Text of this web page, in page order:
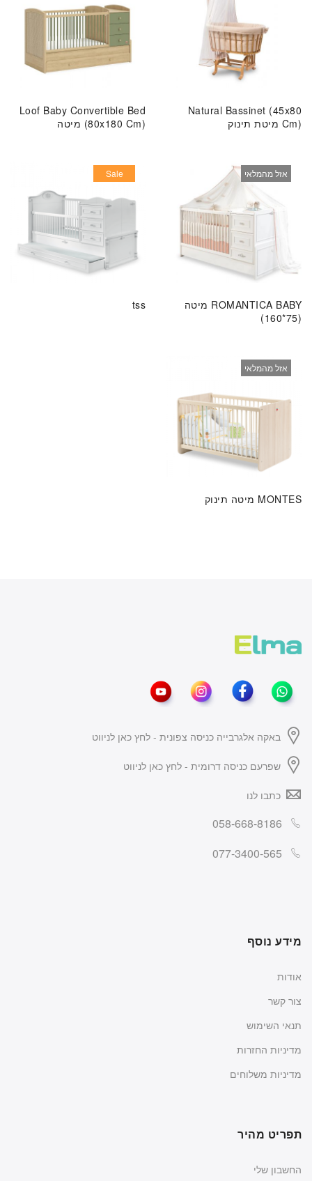
Natural Bassinet (45x80
Cm) מיטת תינוק
Loof Baby Convertible Bed
(80x180 Cm) מיטה
אזל מהמלאי
ROMANTICA BABY מיטה
(75*160)
Sale
tss
אזל מהמלאי
MONTES מיטה תינוק
באקה אלגרבייה כניסה צפונית - לחץ כאן לניווט
שפרעם כניסה דרומית - לחץ כאן לניווט
כתבו לנו
058-668-8186
077-3400-565
מידע נוסף
אודות
צור קשר
תנאי השימוש
מדיניות החזרות
מדיניות משלוחים
תפריט מהיר
החשבון שלי